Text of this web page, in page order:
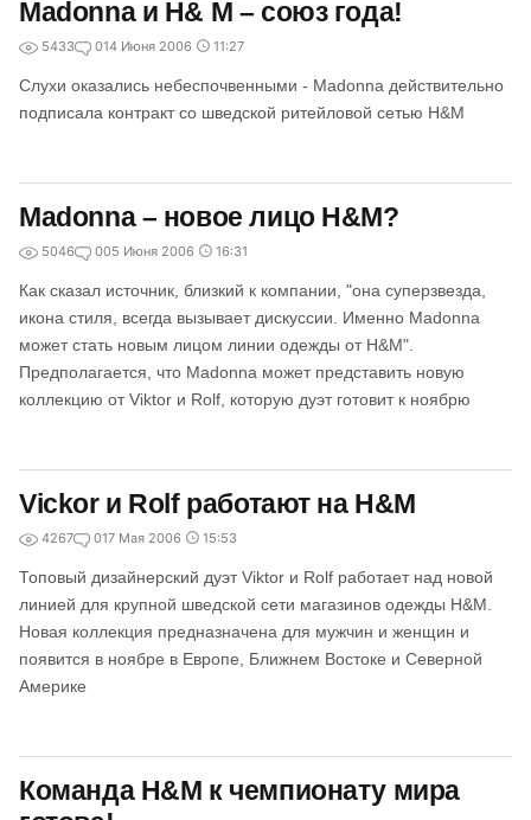
Madonna и H& M – союз года!
5433 014 Июня 2006 11:27
Слухи оказались небеспочвенными - Madonna действительно
подписала контракт со шведской ритейловой сетью H&M
Madonna – новое лицо H&M?
5046 005 Июня 2006 16:31
Как сказал источник, близкий к компании, "она суперзвезда,
икона стиля, всегда вызывает дискуссии. Именно Madonna
может стать новым лицом линии одежды от H&M".
Предполагается, что Madonna может представить новую
коллекцию от Viktor и Rolf, которую дуэт готовит к ноябрю
Vickor и Rolf работают на H&M
4267 017 Мая 2006 15:53
Топовый дизайнерский дуэт Viktor и Rolf работает над новой
линией для крупной шведской сети магазинов одежды H&M.
Новая коллекция предназначена для мужчин и женщин и
появится в ноябре в Европе, Ближнем Востоке и Северной
Америке
Команда H&M к чемпионату мира